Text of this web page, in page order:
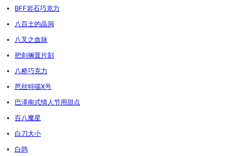
BFF岩石巧克力
八百土的晶洞
八叉之血脉
把剑搁置片刻
八桥巧克力
芭丝特喵X号
巴泽南式情人节用甜点
百八魔星
白刀大小
白鸽